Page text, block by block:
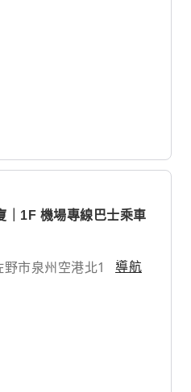
｜1F 機場專線巴士乘車
市泉州空港北1
導航